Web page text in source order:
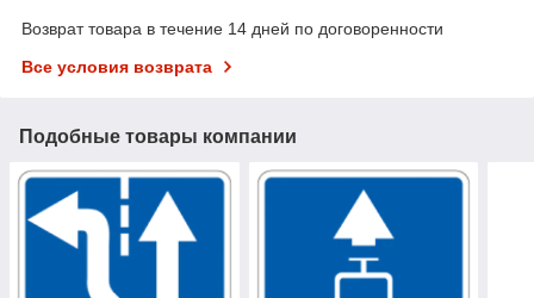
Возврат товара в течение 14 дней по договоренности
Все условия возврата
Подобные товары компании